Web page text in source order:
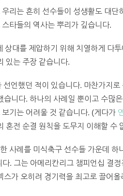
리는 흔히 선수들이 성생활도 대단
타들의 역사는 뿌리가 깊습니다.
대를 제압하기 위해 치열하게 다
있는 주장 같습니다.
언했던 적이 있습니다. 마찬가지
니다. 하나의 사례일 뿐이고 수많
기는 어려울 것 같습니다. (게다가
전 순결 원칙을 도무지 이해할 수
사례를 미식축구 선수들 가운데 하
. 그는 아메리칸리그 챔피언십 결
가 오히려 경기력을 최고로 끌어올